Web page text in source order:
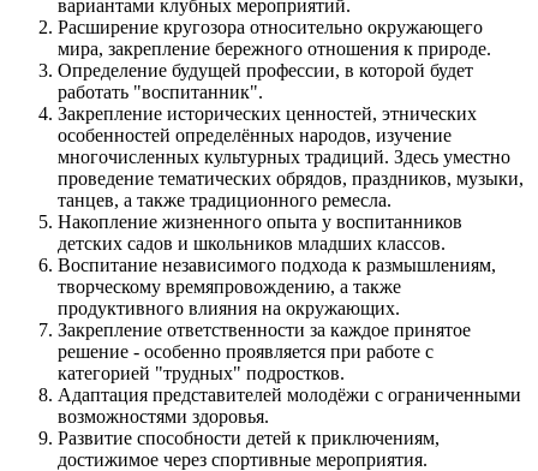
вариантами клубных мероприятий.
Расширение кругозора относительно окружающего
мира, закрепление бережного отношения к природе.
Определение будущей профессии, в которой будет
работать "воспитанник".
Закрепление исторических ценностей, этнических
особенностей определённых народов, изучение
многочисленных культурных традиций. Здесь уместно
проведение тематических обрядов, праздников, музыки,
танцев, а также традиционного ремесла.
Накопление жизненного опыта у воспитанников
детских садов и школьников младших классов.
Воспитание независимого подхода к размышлениям,
творческому времяпровождению, а также
продуктивного влияния на окружающих.
Закрепление ответственности за каждое принятое
решение - особенно проявляется при работе с
категорией "трудных" подростков.
Адаптация представителей молодёжи с ограниченными
возможностями здоровья.
Развитие способности детей к приключениям,
достижимое через спортивные мероприятия.